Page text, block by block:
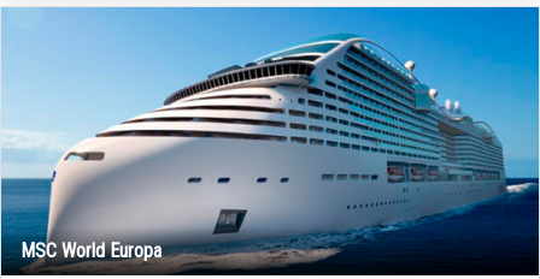
MSC World Europa